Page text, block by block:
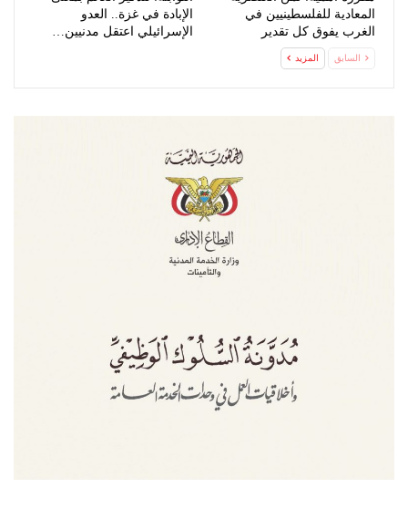
المعادية للفلسطينيين في
الغرب يفوق كل تقدير
الإبادة في غزة.. العدو
الإسرائيلي اعتقل مدنيين…
السابق المزيد